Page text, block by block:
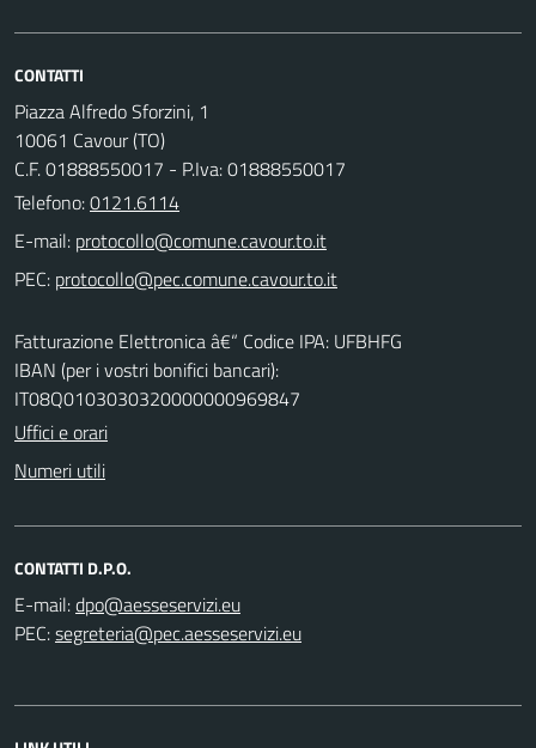
CONTATTI
Piazza Alfredo Sforzini, 1
10061 Cavour (TO)
C.F. 01888550017 - P.Iva: 01888550017
Telefono:0121.6114
E-mail:
PEC:
Fatturazione Elettronica â€“ Codice IPA: UFBHFG
IBAN (per i vostri bonifici bancari):
IT08Q0103030320000000969847
Uffici e orari
Numeri utili
CONTATTI D.P.O.
E-mail:
PEC: